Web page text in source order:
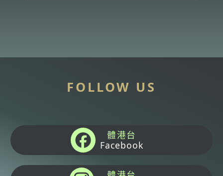
FOLLOW US
體港台
Facebook